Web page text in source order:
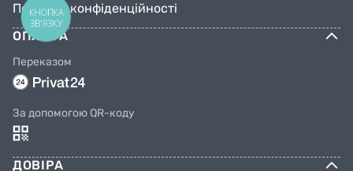
Політика конфіденційності
ОПЛАТА
Переказом
За допомогою QR-коду
ДОВІРА
КНОПКА
ЗВ'ЯЗКУ